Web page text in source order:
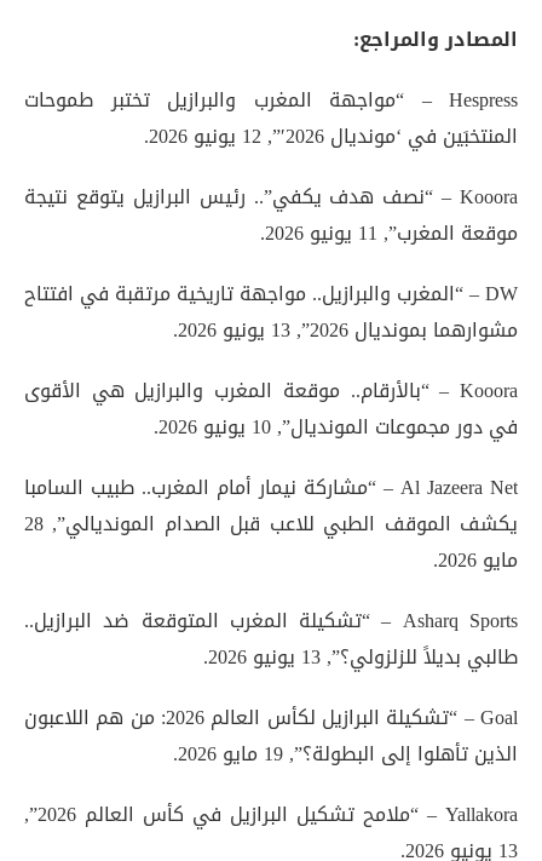
المصادر والمراجع:
Hespress – “مواجهة المغرب والبرازيل تختبر طموحات
المنتخبَين في ‘مونديال 2026′”, 12 يونيو 2026.
Kooora – “نصف هدف يكفي”.. رئيس البرازيل يتوقع نتيجة
موقعة المغرب”, 11 يونيو 2026.
DW – “المغرب والبرازيل.. مواجهة تاريخية مرتقبة في افتتاح
مشوارهما بمونديال 2026”, 13 يونيو 2026.
Kooora – “بالأرقام.. موقعة المغرب والبرازيل هي الأقوى
في دور مجموعات المونديال”, 10 يونيو 2026.
Al Jazeera Net – “مشاركة نيمار أمام المغرب.. طبيب السامبا
يكشف الموقف الطبي للاعب قبل الصدام المونديالي”, 28
مايو 2026.
Asharq Sports – “تشكيلة المغرب المتوقعة ضد البرازيل..
طالبي بديلاً للزلزولي؟”, 13 يونيو 2026.
Goal – “تشكيلة البرازيل لكأس العالم 2026: من هم اللاعبون
الذين تأهلوا إلى البطولة؟”, 19 مايو 2026.
Yallakora – “ملامح تشكيل البرازيل في كأس العالم 2026”,
13 يونيو 2026.